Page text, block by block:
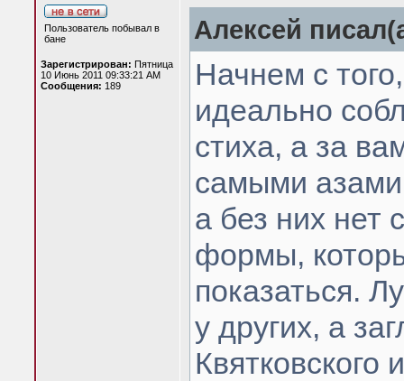
Пользователь побывал в
бане
Зарегистрирован: Пятница
10 Июнь 2011 09:33:21 AM
Сообщения: 189
Алексей
Начнем с
идеально
стиха, а за
самыми азами
а без них нет
формы,
показаться.
у других, а
Квятковского